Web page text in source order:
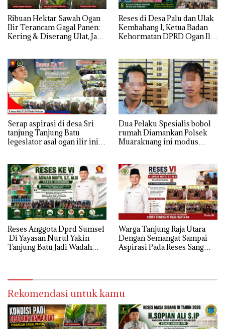
Ribuan Hektar Sawah Ogan
Ilir Terancam Gagal Panen:
Kering & Diserang Ulat, Janji
Reses di Desa Palu dan Ulak
Kembahang I, Ketua Badan
Kehormatan DPRD Ogan Ilir
Serap aspirasi di desa Sri
tanjung Tanjung Batu
legeslator asal ogan ilir ini
banjir jika musim hujan
Dua Pelaku Spesialis bobol
rumah Diamankan Polsek
Muarakuang ini modus
Reses Anggota Dprd Sumsel
Di Yayasan Nurul Yakin
Tanjung Batu Jadi Wadah
Warga Tanjung Raja Utara
Dengan Semangat Sampai
Aspirasi Pada Reses Sang
Segera di realisaikan
Rekomendasi untuk kamu